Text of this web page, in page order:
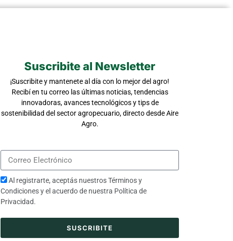
Suscribite al Newsletter
¡Suscribite y mantenete al día con lo mejor del agro!
Recibí en tu correo las últimas noticias, tendencias
innovadoras, avances tecnológicos y tips de
sostenibilidad del sector agropecuario, directo desde Aire
Agro.
Al registrarte, aceptás nuestrosTérminos y
Condicionesy el acuerdo de nuestra Política de
Privacidad.
SUSCRIBITE